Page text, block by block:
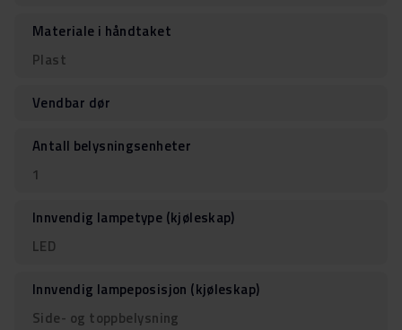
Materiale i håndtaket
Plast
Vendbar dør
Antall belysningsenheter
1
Innvendig lampetype (kjøleskap)
LED
Innvendig lampeposisjon (kjøleskap)
Side- og toppbelysning